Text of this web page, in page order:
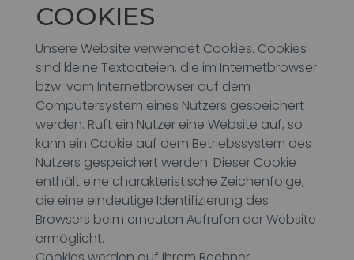
COOKIES
Unsere Website verwendet Cookies. Cookies
sind kleine Textdateien, die im Internetbrowser
bzw. vom Internetbrowser auf dem
Computersystem eines Nutzers gespeichert
werden. Ruft ein Nutzer eine Website auf, so
kann ein Cookie auf dem Betriebssystem des
Nutzers gespeichert werden. Dieser Cookie
enthält eine charakteristische Zeichenfolge,
die eine eindeutige Identifizierung des
Browsers beim erneuten Aufrufen der Website
ermöglicht.